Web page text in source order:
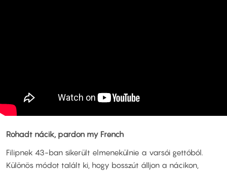
Rohadt nácik, pardon my French
Filipnek 43-ban sikerült elmenekülnie a varsói gettóból.
Különös módot talált ki, hogy bosszút álljon a nácikon,